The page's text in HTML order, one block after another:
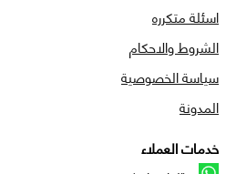
اسئلة متكرره
الشروط والاحكام
سياسة الخصوصية
المدونة
خدمات العملاء